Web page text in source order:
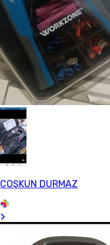
COŞKUN DURMAZ